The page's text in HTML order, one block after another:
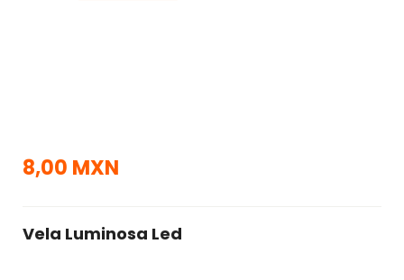
8,00 MXN
Vela Luminosa Led